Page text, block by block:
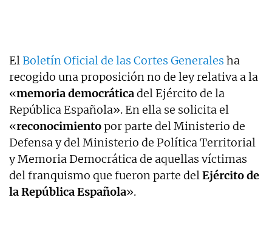
El Boletín Oficial de las Cortes Generales ha
recogido una proposición no de ley relativa a la
«memoria democráticadel Ejército de la
República Española». En ella se solicita el
«reconocimientopor parte del Ministerio de
Defensa y del Ministerio de Política Territorial
y Memoria Democrática de aquellas víctimas
del franquismo que fueron parte delEjército de
la República Española».